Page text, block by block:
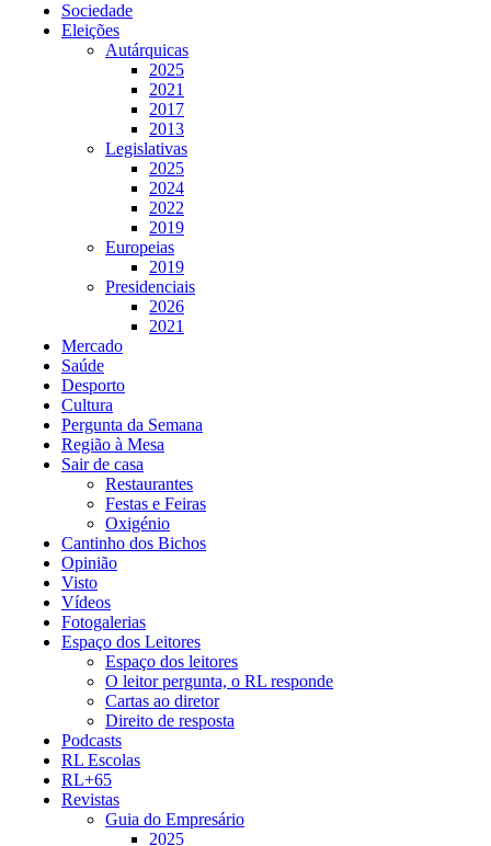
Sociedade
Eleições
Autárquicas
2025
2021
2017
2013
Legislativas
2025
2024
2022
2019
Europeias
2019
Presidenciais
2026
2021
Mercado
Saúde
Desporto
Cultura
Pergunta da Semana
Região à Mesa
Sair de casa
Restaurantes
Festas e Feiras
Oxigénio
Cantinho dos Bichos
Opinião
Visto
Vídeos
Fotogalerias
Espaço dos Leitores
Espaço dos leitores
O leitor pergunta, o RL responde
Cartas ao diretor
Direito de resposta
Podcasts
RL Escolas
RL+65
Revistas
Guia do Empresário
2025